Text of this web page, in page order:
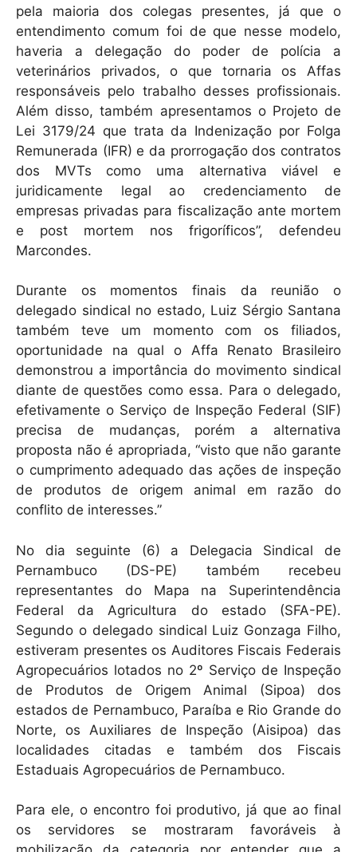
pela maioria dos colegas presentes, já que o
entendimento comum foi de que nesse modelo,
haveria a delegação do poder de polícia a
veterinários privados, o que tornaria os Affas
responsáveis pelo trabalho desses profissionais.
Além disso, também apresentamos o Projeto de
Lei 3179/24 que trata da Indenização por Folga
Remunerada (IFR) e da prorrogação dos contratos
dos MVTs como uma alternativa viável e
juridicamente legal ao credenciamento de
empresas privadas para fiscalização ante mortem
e post mortem nos frigoríficos”, defendeu
Marcondes.
Durante os momentos finais da reunião o
delegado sindical no estado, Luiz Sérgio Santana
também teve um momento com os filiados,
oportunidade na qual o Affa Renato Brasileiro
demonstrou a importância do movimento sindical
diante de questões como essa. Para o delegado,
efetivamente o Serviço de Inspeção Federal (SIF)
precisa de mudanças, porém a alternativa
proposta não é apropriada, “visto que não garante
o cumprimento adequado das ações de inspeção
de produtos de origem animal em razão do
conflito de interesses.”
No dia seguinte (6) a Delegacia Sindical de
Pernambuco (DS-PE) também recebeu
representantes do Mapa na Superintendência
Federal da Agricultura do estado (SFA-PE).
Segundo o delegado sindical Luiz Gonzaga Filho,
estiveram presentes os Auditores Fiscais Federais
Agropecuários lotados no 2º Serviço de Inspeção
de Produtos de Origem Animal (Sipoa) dos
estados de Pernambuco, Paraíba e Rio Grande do
Norte, os Auxiliares de Inspeção (Aisipoa) das
localidades citadas e também dos Fiscais
Estaduais Agropecuários de Pernambuco.
Para ele, o encontro foi produtivo, já que ao final
os servidores se mostraram favoráveis à